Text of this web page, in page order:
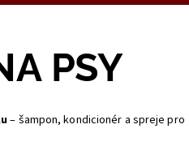
PSY
– šampon, kondicionér a spreje pro